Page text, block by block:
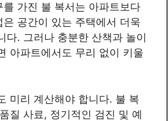
가진 불 복서는 아파트보다
공간이 있는 주택에서 더욱
다. 그러나 충분한 산책과 놀이
아파트에서도 무리 없이 키울
미리 계산해야 합니다. 불 복
질 사료, 정기적인 검진 및 예